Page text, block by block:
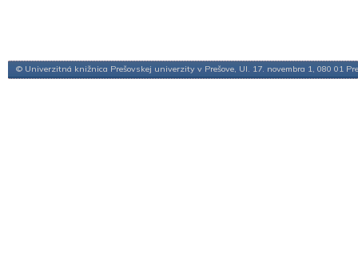
© Univerzitná knižnica Prešovskej univerzity v Prešove, Ul. 17. novembra 1, 080 01